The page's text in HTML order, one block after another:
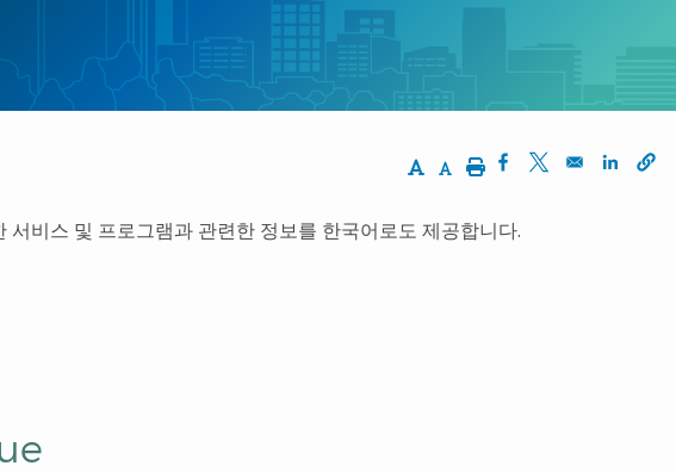
Increase Text Size
Decrease Text Size
PrintOpens in a new
Opens in a new
Opens
비스 및 프로그램과 관련한 정보를 한국어로도 제공합니다.